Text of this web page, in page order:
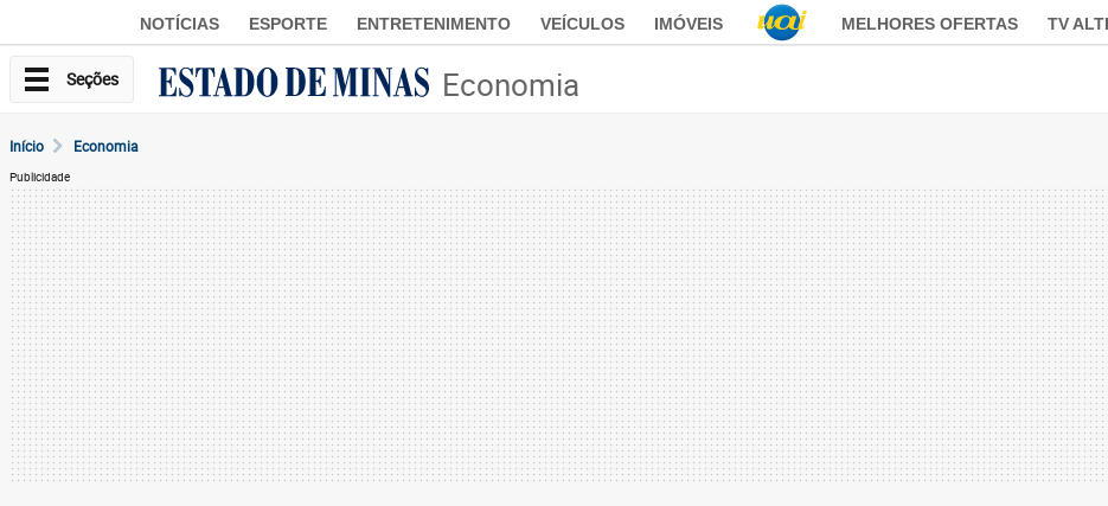
NOTÍCIAS ESPORTE ENTRETENIMENTO VEÍCULOS IMÓVEIS MELHORES OFERTAS TV
Seções Economia
Início Economia
Publicidade